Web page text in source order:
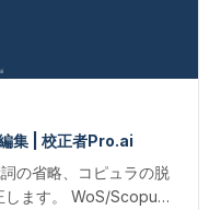
集 | 校正者Pro.ai
の省略、コピュラの脱
します。 WoS/Scopus